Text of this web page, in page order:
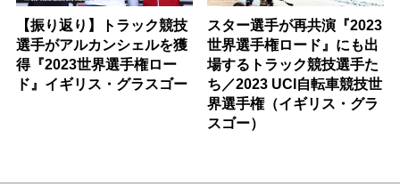
【振り返り】トラック競技
選手がアルカンシェルを獲
得『2023世界選手権ロー
ド』イギリス・グラスゴー
スター選手が再共演『2023
世界選手権ロード』にも出
場するトラック競技選手た
ち／2023 UCI自転車競技世
界選手権（イギリス・グラ
スゴー）